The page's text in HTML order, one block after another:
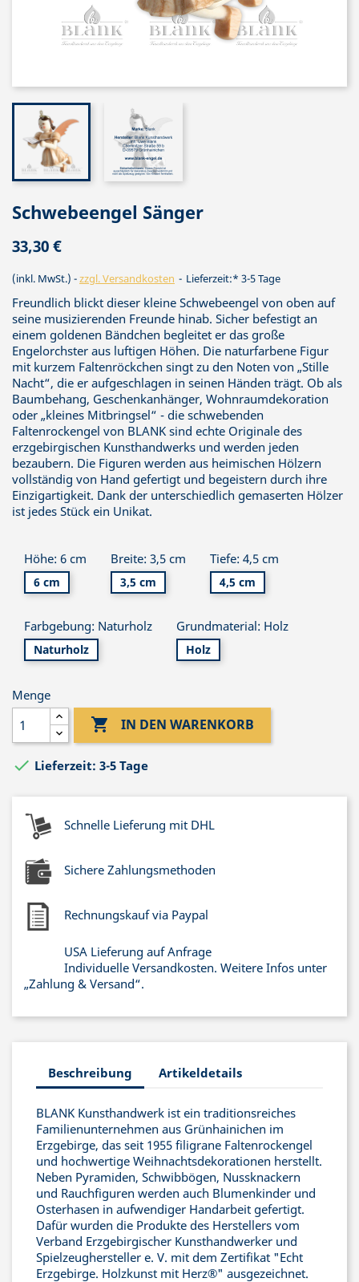
Schwebeengel Sänger
33,30 €
(inkl. MwSt.) zzgl. Versandkosten Lieferzeit:* 3-5 Tage
Freundlich blickt dieser kleine Schwebeengel von oben auf
seine musizierenden Freunde hinab. Sicher befestigt an
einem goldenen Bändchen begleitet er das große
Engelorchster aus luftigen Höhen. Die naturfarbene Figur
mit kurzem Faltenröckchen singt zu den Noten von „Stille
Nacht“, die er aufgeschlagen in seinen Händen trägt. Ob als
Baumbehang, Geschenkanhänger, Wohnraumdekoration
oder „kleines Mitbringsel“ - die schwebenden
Faltenrockengel von BLANK sind echte Originale des
erzgebirgischen Kunsthandwerks und werden jeden
bezaubern. Die Figuren werden aus heimischen Hölzern
vollständig von Hand gefertigt und begeistern durch ihre
Einzigartigkeit. Dank der unterschiedlich gemaserten Hölzer
ist jedes Stück ein Unikat.
Höhe: 6 cm
6 cm
Breite: 3,5 cm
3,5 cm
Tiefe: 4,5 cm
4,5 cm
Farbgebung: Naturholz
Naturholz
Grundmaterial: Holz
Holz
Menge
 IN DEN WARENKORB
 Lieferzeit: 3-5 Tage
Schnelle Lieferung mit DHL
Sichere Zahlungsmethoden
Rechnungskauf via Paypal
USA Lieferung auf Anfrage
Individuelle Versandkosten. Weitere Infos unter
„Zahlung & Versand“.
Beschreibung Artikeldetails
BLANK Kunsthandwerk ist ein traditionsreiches
Familienunternehmen aus Grünhainichen im
Erzgebirge, das seit 1955 filigrane Faltenrockengel
und hochwertige Weihnachtsdekorationen herstellt.
Neben Pyramiden, Schwibbögen, Nussknackern
und Rauchfiguren werden auch Blumenkinder und
Osterhasen in aufwendiger Handarbeit gefertigt.
Dafür wurden die Produkte des Herstellers vom
Verband Erzgebirgischer Kunsthandwerker und
Spielzeughersteller e. V. mit dem Zertifikat "Echt
Erzgebirge. Holzkunst mit Herz®" ausgezeichnet.